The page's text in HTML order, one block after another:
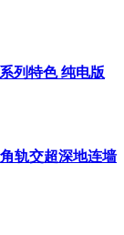
列特色 纯电版
轨交超深地连墙